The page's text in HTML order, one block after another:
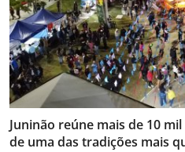
Juninão reúne mais de 10
de uma das tradições mais